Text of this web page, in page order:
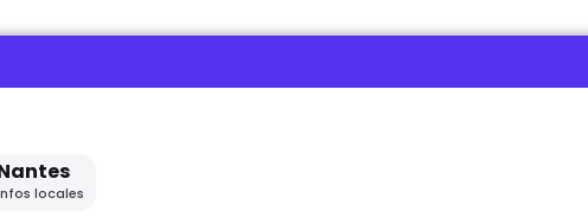
locales